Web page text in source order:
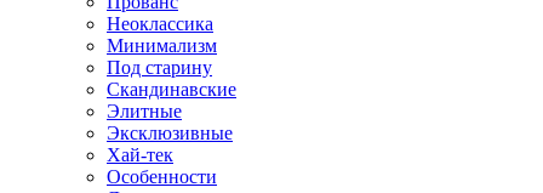
Неоклассика
Минимализм
Под старину
Скандинавские
Элитные
Эксклюзивные
Хай-тек
Особенности